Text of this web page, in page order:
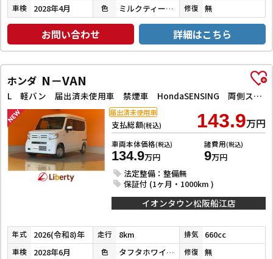
車検 2028年4月 色 ミルクティーベージュメタリック 修復 無
お問い合わせ 詳細はこちら
ホンダ N－VAN
L 軽バン 届出済未使用車 禁煙車 HondaSENSING 両側スライドドア アダプティブクルーズコントロール 障害物センサー オートエアコン ステアリングスイッチンドウ
支払総額(税込) 143.9万円
車両本体価格(税込)
134.9万円
諸費用(税込)
9万円
法定整備：整備無
保証付 (1ヶ月・1000km )
届出済未使用車
イオンタウン松阪船江店
年式 2026(令和8)年 走行 8km 排気 660cc
車検 2028年6月 色 タフタホワイトⅢ 修復 無